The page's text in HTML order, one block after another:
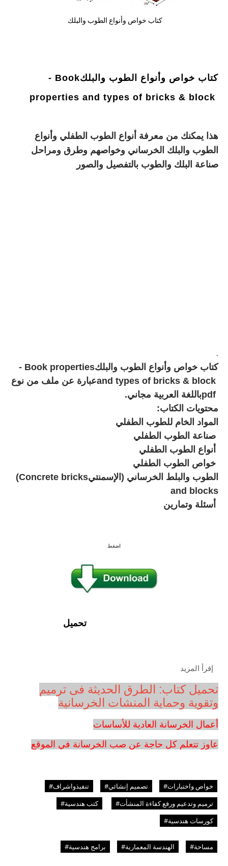
كتاب خواص وأنواع الطوب والبلك
كتاب خواص وأنواع الطوب والبلك- Book
properties and types of bricks & block
هذا يمكنك من معرفة أنواع الطوب الطفلي وأنواع
الطوب والبلك الخرساني وخواصهم وطرق ومراحل
صناعة البلك والطوب بالتفصيل والصور
.
كتاب خواص وأنواع الطوب والبلك- Book properties
and types of bricks & blockعبارة عن ملف من نوع
pdfباللغة العربية مجاني.
محتويات الكتاب:
المواد الخام للطوب الطفلي
صناعة الطوب الطفلي
أنواع الطوب الطفلي
خواص الطوب الطفلي
الطوب والبلط الخرساني (الإسمنتي(Concrete bricks
and blocks
أسئلة وتمارين
اضغط
تحميل
إقرأ المزيد
تحميل كتاب: الطرق الحديثة فى ترميم
وتقوية وحماية المنشات الخرسانية
أعمال الخرسانة العادية للأساسات
عاوز تتعلم كل حاجة عن صب الخرسانة في الموقع
خواص واختبارات# تصميم إنشائي#
تنفيذواشراف#
ترميم وتدعيم ورفع كفاءة المنشأت#
كتب هندسية#
كورسات هندسية#
مساحة# الهندسة المعمارية# برامج هندسية#